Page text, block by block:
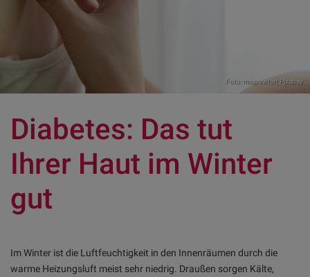
Foto: miapowterr, Pixabay
Diabetes: Das tut
Ihrer Haut im Winter
gut
Im Winter ist die Luftfeuchtigkeit in den Innenräumen durch die
warme Heizungsluft meist sehr niedrig. Draußen sorgen Kälte,